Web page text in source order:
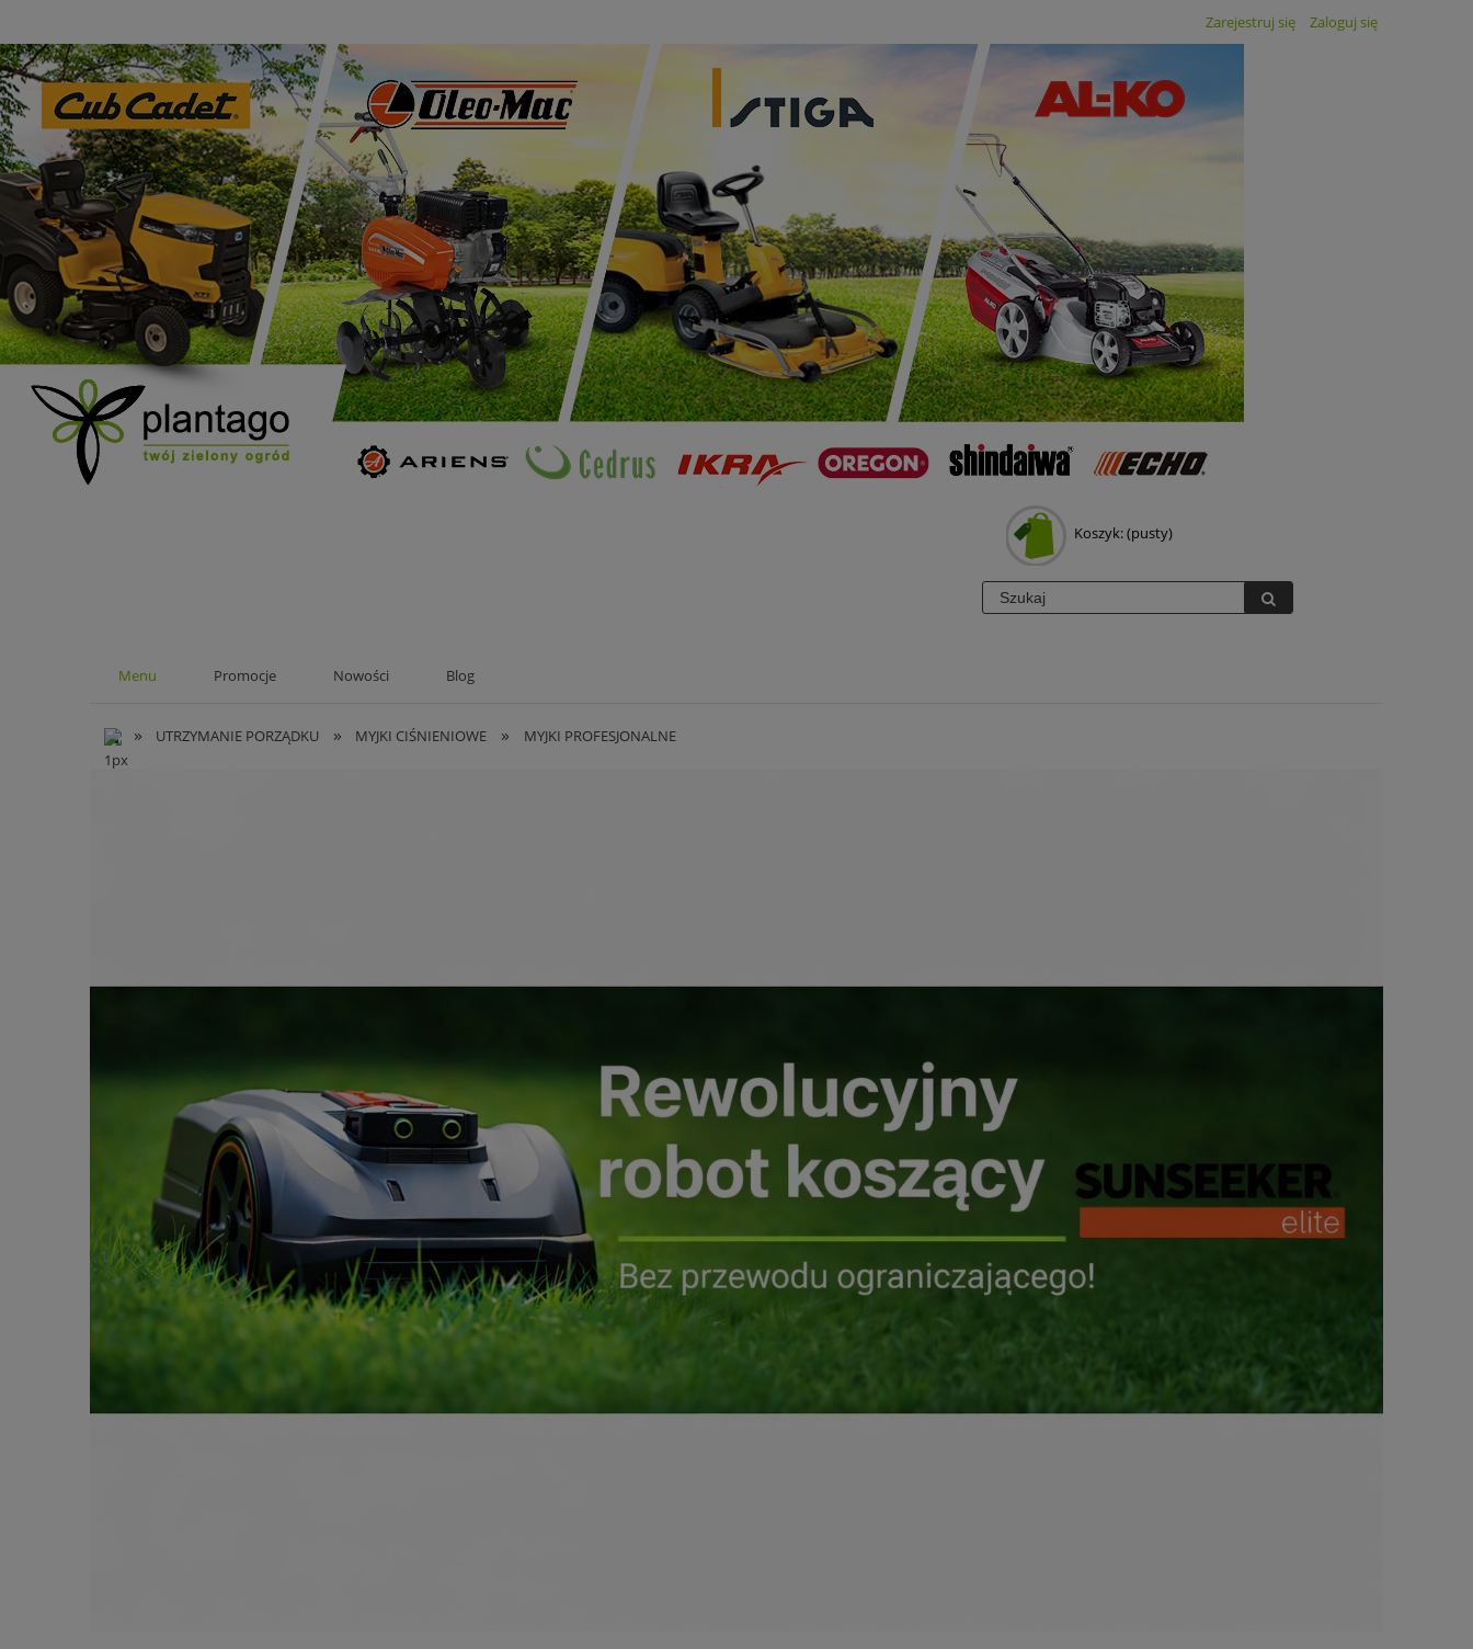
Zarejestruj się Zaloguj się
Koszyk:(pusty)
Menu Promocje Nowości Blog
» UTRZYMANIE PORZĄDKU » MYJKI CIŚNIENIOWE » MYJKI PROFESJONALNE